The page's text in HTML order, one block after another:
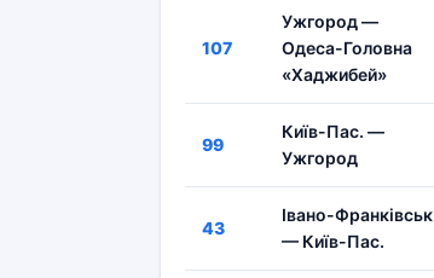
107
Ужгород —
Одеса-Головна
«Хаджибей»
99
Київ-Пас. —
Ужгород
43
Івано-Франківськ
— Київ-Пас.